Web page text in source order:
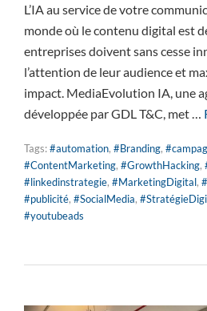
L’IA au service de votre
monde où le contenu digital est
entreprises doivent sans cesse
l’attention de leur audience et
impact. MediaEvolution IA, une
développée par GDL T&C, met …
Tags:#automation, #Branding,
#ContentMarketing, #GrowthHacking,
#linkedinstrategie, #MarketingDigital,
#publicité, #SocialMedia,
#youtubeads